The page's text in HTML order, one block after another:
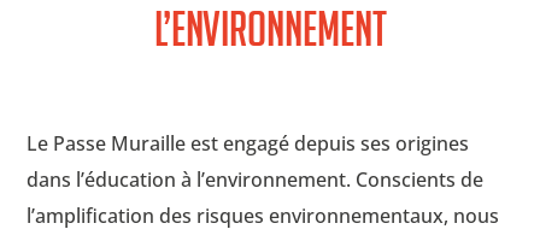
l’environnement
Le Passe Muraille est engagé depuis ses origines
dans l’éducation à l’environnement. Conscients de
l’amplification des risques environnementaux, nous